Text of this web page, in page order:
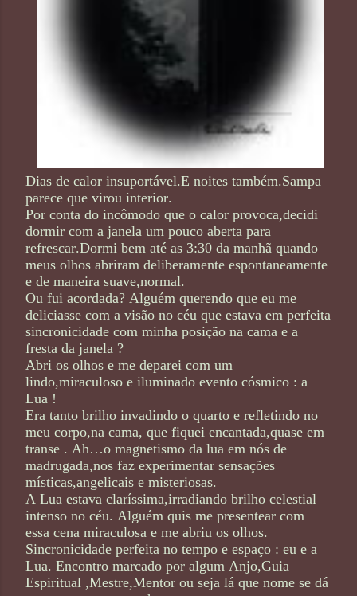
Dias de calor insuportável.E noites também.Sampa
parece que virou interior.
Por conta do incômodo que o calor provoca,decidi
dormir com a janela um pouco aberta para
refrescar.Dormi bem até as 3:30 da manhã quando
meus olhos abriram deliberamente espontaneamente
e de maneira suave,normal.
Ou fui acordada? Alguém querendo que eu me
deliciasse com a visão no céu que estava em perfeita
sincronicidade com minha posição na cama e a
fresta da janela ?
Abri os olhos e me deparei com um
lindo,miraculoso e iluminado evento cósmico : a
Lua !
Era tanto brilho invadindo o quarto e refletindo no
meu corpo,na cama, que fiquei encantada,quase em
transe . Ah…o magnetismo da lua em nós de
madrugada,nos faz experimentar sensações
místicas,angelicais e misteriosas.
A Lua estava claríssima,irradiando brilho celestial
intenso no céu. Alguém quis me presentear com
essa cena miraculosa e me abriu os olhos.
Sincronicidade perfeita no tempo e espaço : eu e a
Lua. Encontro marcado por algum Anjo,Guia
Espiritual ,Mestre,Mentor ou seja lá que nome se dá